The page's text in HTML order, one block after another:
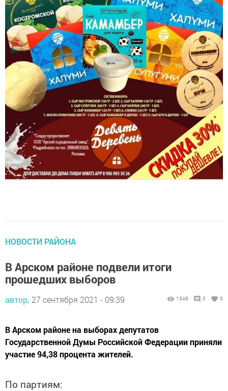
прошедших выборов
автор, 27 сентября 2021 - 09:39
Государственной Думы Российской Федерации приняли
участие 94,38 процента жителей.
ЕДИНАЯ РОССИЯ – 88,65%